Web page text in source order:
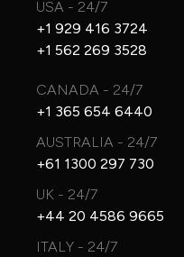
USA - 24/7
+1 929 416 3724
+1 562 269 3528
CANADA - 24/7
+1 365 654 6440
AUSTRALIA - 24/7
+61 1300 297 730
UK - 24/7
+44 20 4586 9665
ITALY - 24/7